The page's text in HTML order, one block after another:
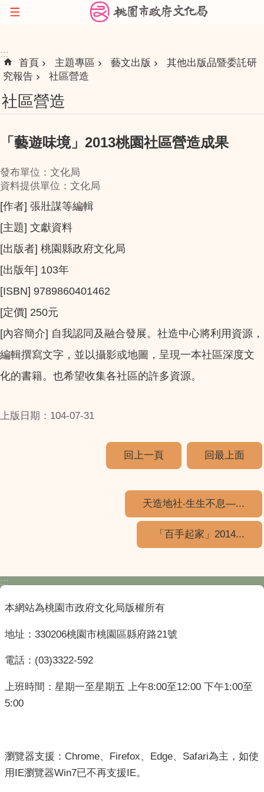
跳到主要內容區塊
:::
首頁 主題專區 藝文出版
其他出版品暨委託研
究報告
社區營造
社區營造
「藝遊味境」2013桃園社區營造成果
發布單位：文化局
資料提供單位：文化局
[作者] 張壯謀等編輯
[主題] 文獻資料
[出版者] 桃園縣政府文化局
[出版年] 103年
[ISBN] 9789860401462
[定價] 250元
[內容簡介] 自我認同及融合發展。社造中心將利用資源，
編輯撰寫文字，並以攝影或地圖，呈現一本社區深度文
化的書籍。也希望收集各社區的許多資源。
上版日期：104-07-31
回上一頁 回最上面
天造地社‧生生不息—...
「百手起家」2014...
:::
本網站為桃園市政府文化局版權所有
地址：330206桃園市桃園區縣府路21號
電話：(03)3322-592
上班時間：星期一至星期五 上午8:00至12:00 下午1:00至
5:00
瀏覽器支援：Chrome、Firefox、Edge、Safari為主，如使
用IE瀏覽器Win7已不再支援IE。